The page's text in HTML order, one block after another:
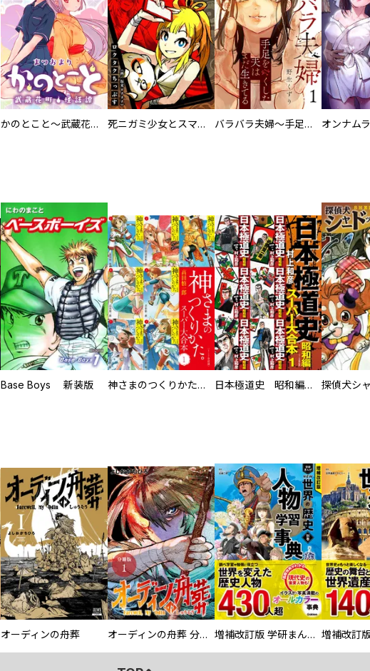
かのとこと～武蔵花町怪話譚～ 【連載版】 死ニガミ少女とスマホ神 バラバラ夫婦～手足をなくした夫はまだ生きてる オンナムラ
Base Boys 新装版 神さまのつくりかた。スーパー大合本 日本極道史 昭和編 スーパー大合本
オーディンの舟葬 オーディンの舟葬 分冊版 増補改訂版 学研まんが NEW世界の歴史 別巻 人物学習事典